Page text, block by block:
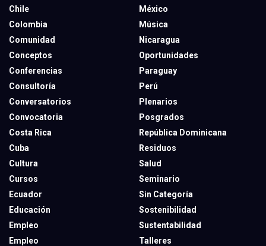
Chile
Colombia
Comunidad
Conceptos
Conferencias
Consultoría
Conversatorios
Convocatoria
Costa Rica
Cuba
Cultura
Cursos
Ecuador
Educación
Empleo
Empleo
México
Música
Nicaragua
Oportunidades
Paraguay
Perú
Plenarios
Posgrados
República Dominicana
Residuos
Salud
Seminario
Sin Categoría
Sostenibilidad
Sustentabilidad
Talleres